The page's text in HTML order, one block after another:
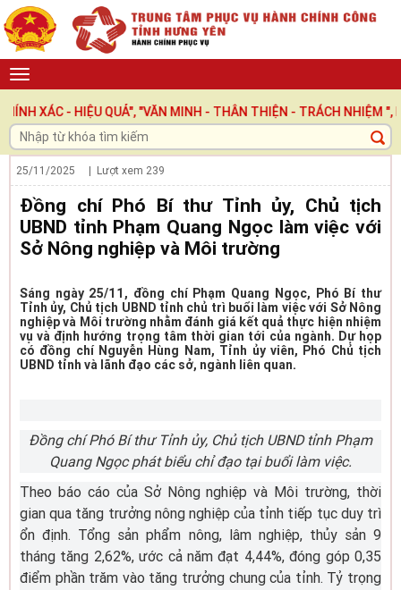
QUẢ", "VĂN MINH - THÂN THIỆN - TRÁCH NHIỆM ", LẤY
25/11/2025 | Lượt xem 239
Đồng chí Phó Bí thư Tỉnh ủy, Chủ tịch
UBND tỉnh Phạm Quang Ngọc làm việc với
Sở Nông nghiệp và Môi trường
Sáng ngày 25/11, đồng chí Phạm Quang Ngọc, Phó Bí thư
Tỉnh ủy, Chủ tịch UBND tỉnh chủ trì buổi làm việc với Sở Nông
nghiệp và Môi trường nhằm đánh giá kết quả thực hiện nhiệm
vụ và định hướng trọng tâm thời gian tới của ngành. Dự họp
có đồng chí Nguyễn Hùng Nam, Tỉnh ủy viên, Phó Chủ tịch
UBND tỉnh và lãnh đạo các sở, ngành liên quan.
Đồng chí Phó Bí thư Tỉnh ủy, Chủ tịch UBND tỉnh Phạm
Quang Ngọc phát biểu chỉ đạo tại buổi làm việc.
Theo báo cáo của Sở Nông nghiệp và Môi trường, thời
gian qua tăng trưởng nông nghiệp của tỉnh tiếp tục duy trì
ổn định. Tổng sản phẩm nông, lâm nghiệp, thủy sản 9
tháng tăng 2,62%, ước cả năm đạt 4,44%, đóng góp 0,35
điểm phần trăm vào tăng trưởng chung của tỉnh. Tỷ trọng